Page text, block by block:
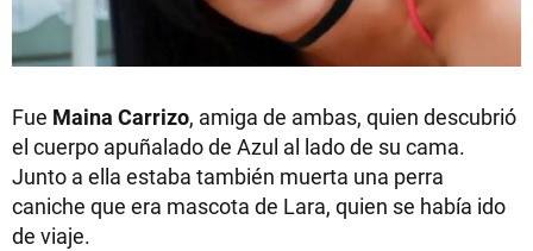
Fue Maina Carrizo, amiga de ambas, quien descubrió
el cuerpo apuñalado de Azul al lado de su cama.
Junto a ella estaba también muerta una perra
caniche que era mascota de Lara, quien se había ido
de viaje.